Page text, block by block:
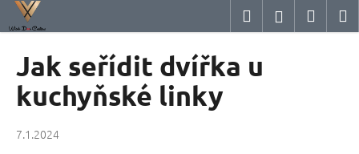
Přejít
obsah
Hledat Přihlášení
Jak seřídit dvířka u
kuchyňské linky
7.1.2024
o
C
o
p